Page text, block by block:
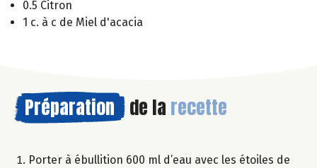
0.5 Citron
1 c. à c de Miel d'acacia
Préparation de la recette
Porter à ébullition 600 ml d’eau avec les étoiles de